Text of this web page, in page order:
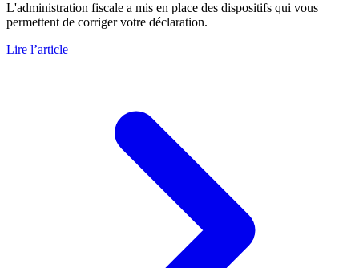
L'administration fiscale a mis en place des dispositifs qui vous
permettent de corriger votre déclaration.
Lire l’article